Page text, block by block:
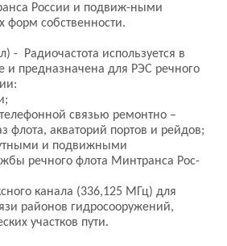
России и подвиж-ными
форм собственности.
- Радиочастота используется в
предназначена для РЭС речного
связью ремонтно –
флота, акваторий портов и рейдов;
и подвижными
речного флота Минтранса Рос-
канала (336,125 МГц) для
районов гидросооружений,
участков пути.